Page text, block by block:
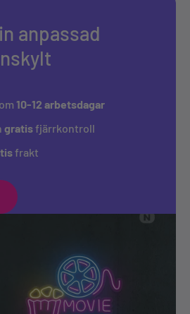
anpassad
10-12 arbetsdagar
gratisfjärrkontroll
frakt